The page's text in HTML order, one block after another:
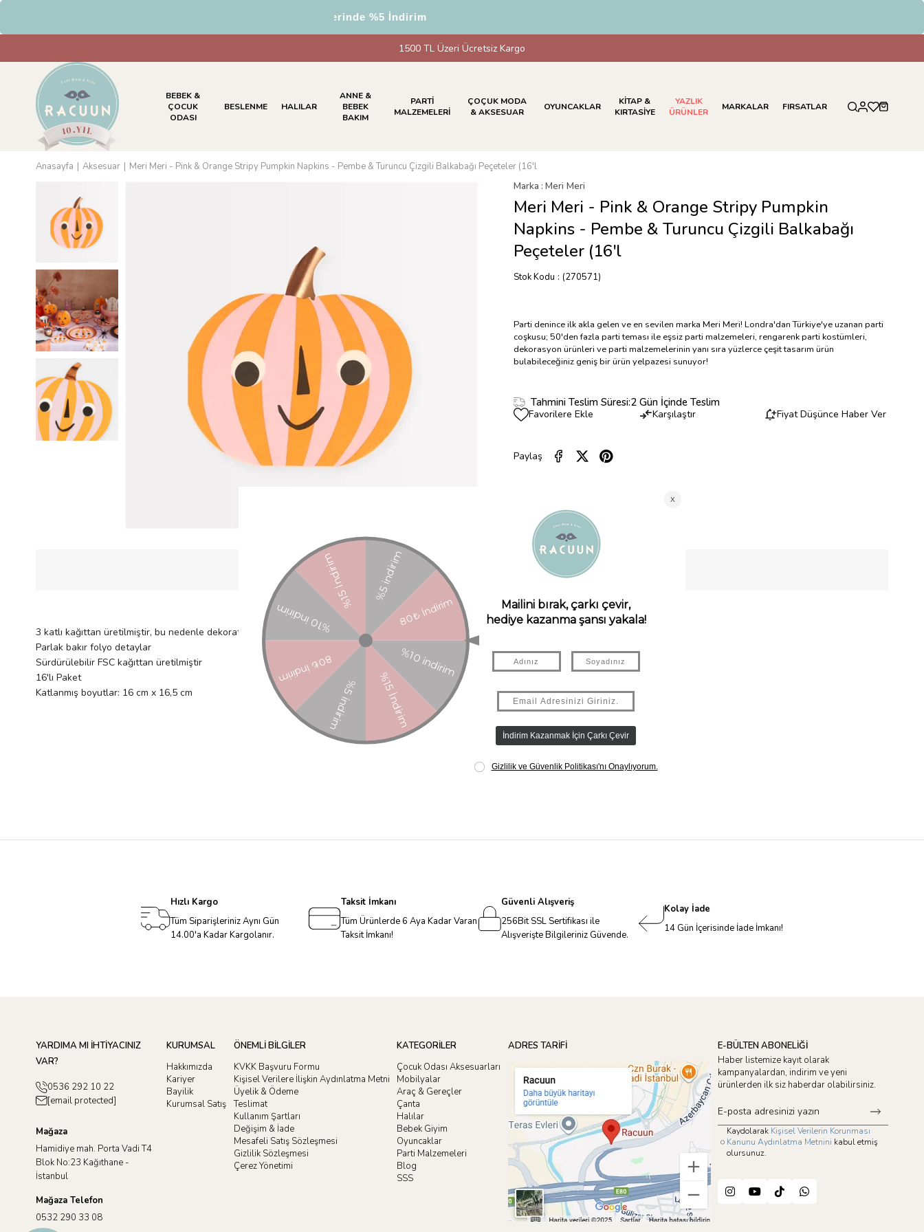
HAVALE & EFT Ödemelerinde %5 İndirim
1500 TL Üzeri Ücretsiz Kargo
BEBEK &
ÇOCUK
ODASI
BESLENME HALILAR
ANNE &
BEBEK
BAKIM
PARTİ
MALZEMELERİ
ÇOÇUK MODA
& AKSESUAR
OYUNCAKLAR
KİTAP &
KIRTASİYE
YAZLIK
ÜRÜNLER
MARKALAR FIRSATLAR
Anasayfa Aksesuar Meri Meri - Pink & Orange Stripy Pumpkin Napkins - Pembe & Turuncu Çizgili Balkabağı Peçeteler (16'l
Marka : Meri Meri
Meri Meri - Pink & Orange Stripy Pumpkin
Napkins - Pembe & Turuncu Çizgili Balkabağı
Peçeteler (16'l
Stok Kodu (270571)
Parti denince ilk akla gelen ve en sevilen marka Meri Meri! Londra'dan Türkiye'ye uzanan parti
coşkusu; 50'den fazla parti teması ile eşsiz parti malzemeleri, rengarenk parti kostümleri,
dekorasyon ürünleri ve parti malzemelerinin yanı sıra yüzlerce çeşit tasarım ürün
bulabileceğiniz geniş bir ürün yelpazesi sunuyor!
Tahmini Teslim Süresi:2 Gün İçinde Teslim
Favorilere Ekle Karşılaştır Fiyat Düşünce Haber Ver
Paylaş
ÜRÜN ÖZELLIKLERI YORUMLAR ÜRÜN ÖNERILERI
3 katlı kağıttan üretilmiştir, bu nedenle dekoratif olduğu kadar pratiktir
Parlak bakır folyo detaylar
Sürdürülebilir FSC kağıttan üretilmiştir
16'lı Paket
Katlanmış boyutlar: 16 cm x 16,5 cm
Hızlı Kargo
Tüm Siparişleriniz Aynı Gün
14.00'a Kadar Kargolanır.
Taksit İmkanı
Tüm Ürünlerde 6 Aya Kadar Varan
Taksit İmkanı!
Güvenli Alışveriş
256Bit SSL Sertifikası ile
Alışverişte Bilgileriniz Güvende.
Kolay İade
14 Gün İçerisinde İade İmkanı!
YARDIMA MI İHTİYACINIZ
VAR?
0536 292 10 22
[email protected]
Mağaza
Hamidiye mah. Porta Vadi T4
Blok No:23 Kağıthane -
İstanbul
Mağaza Telefon
0532 290 33 08
KURUMSAL
Hakkımızda
Kariyer
Bayilik
Kurumsal Satış
ÖNEMLİ BİLGİLER
KVKK Başvuru Formu
Kişisel Verilere İlişkin Aydınlatma Metni
Üyelik & Ödeme
Teslimat
Kullanım Şartları
Değişim & İade
Mesafeli Satış Sözleşmesi
Gizlilik Sözleşmesi
Çerez Yönetimi
KATEGORİLER
Çocuk Odası Aksesuarları
Mobilyalar
Araç & Gereçler
Çanta
Halılar
Bebek Giyim
Oyuncaklar
Parti Malzemeleri
Blog
SSS
ADRES TARİFİ
E-BÜLTEN ABONELİĞİ
Haber listemize kayıt olarak
kampanyalardan, indirim ve yeni
ürünlerden ilk siz haberdar olabilirsiniz.
Kaydolarak Kişisel Verilerin Korunması
Kanunu Aydınlatma Metnini kabul etmiş
olursunuz.